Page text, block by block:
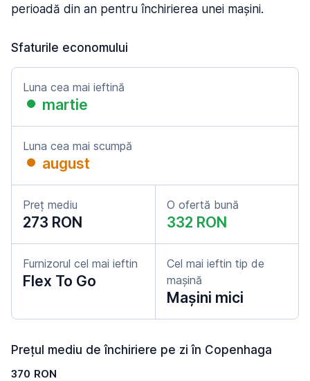
perioadă din an pentru închirierea unei mașini.
Sfaturile economului
Luna cea mai ieftină
martie
Luna cea mai scumpă
august
Preț mediu
273 RON
O ofertă bună
332 RON
Furnizorul cel mai ieftin
Flex To Go
Cel mai ieftin tip de
mașină
Mașini mici
Prețul mediu de închiriere pe zi în Copenhaga
370 RON